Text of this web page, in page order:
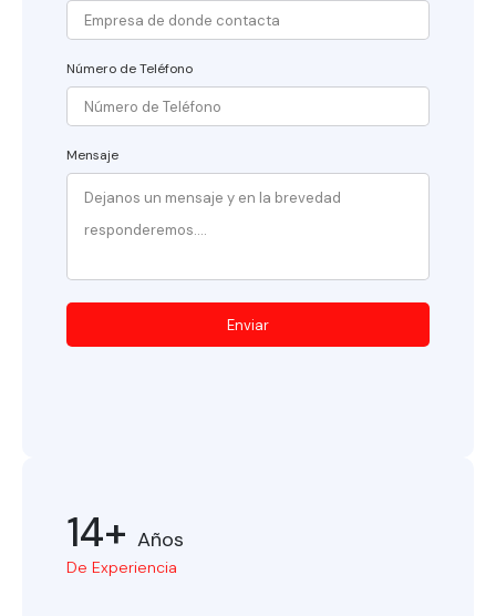
Número de Teléfono
Mensaje
Enviar
14+ Años
De Experiencia